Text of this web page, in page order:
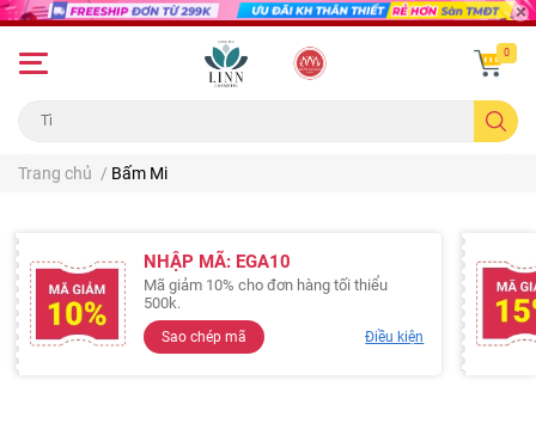
0
Trang chủ / Bấm Mi
NHẬP MÃ: EGA10
Mã giảm 10% cho đơn hàng tối thiểu
500k.
Sao chép mã Điều kiện